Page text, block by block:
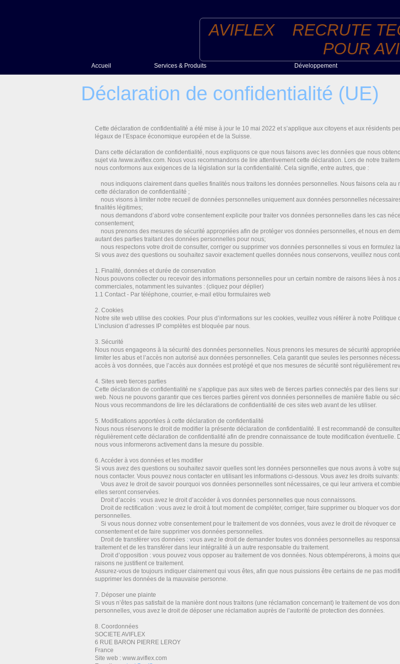
Déclaration de confidentialité (UE)
Cette déclaration de confidentialité a été mise à jour le 10 mai 2022 et s’applique aux citoyens et aux résidents
légaux de l’Espace économique européen et de la Suisse.
Dans cette déclaration de confidentialité, nous expliquons ce que nous faisons avec les données que nous
sujet via /www.aviflex.com. Nous vous recommandons de lire attentivement cette déclaration. Lors de notre
nous conformons aux exigences de la législation sur la confidentialité. Cela signifie, entre autres, que :
nous indiquons clairement dans quelles finalités nous traitons les données personnelles. Nous faisons cela au
cette déclaration de confidentialité ;
nous visons à limiter notre recueil de données personnelles uniquement aux données personnelles
finalités légitimes;
nous demandons d’abord votre consentement explicite pour traiter vos données personnelles dans les cas
consentement;
nous prenons des mesures de sécurité appropriées afin de protéger vos données personnelles, et nous en
autant des parties traitant des données personnelles pour nous;
nous respectons votre droit de consulter, corriger ou supprimer vos données personnelles si vous en formulez
Si vous avez des questions ou souhaitez savoir exactement quelles données nous conservons, veuillez nous
1. Finalité, données et durée de conservation
Nous pouvons collecter ou recevoir des informations personnelles pour un certain nombre de raisons liées à nos
commerciales, notamment les suivantes : (cliquez pour déplier)
1.1 Contact - Par téléphone, courrier, e-mail et/ou formulaires web
2. Cookies
Notre site web utilise des cookies. Pour plus d’informations sur les cookies, veuillez vous référer à notre Politique
L’inclusion d’adresses IP complètes est bloquée par nous.
3. Sécurité
Nous nous engageons à la sécurité des données personnelles. Nous prenons les mesures de sécurité
limiter les abus et l’accès non autorisé aux données personnelles. Cela garantit que seules les personnes
accès à vos données, que l’accès aux données est protégé et que nos mesures de sécurité sont régulièrement
4. Sites web tierces parties
Cette déclaration de confidentialité ne s’applique pas aux sites web de tierces parties connectés par des liens sur
web. Nous ne pouvons garantir que ces tierces parties gèrent vos données personnelles de manière fiable ou
Nous vous recommandons de lire les déclarations de confidentialité de ces sites web avant de les utiliser.
5. Modifications apportées à cette déclaration de confidentialité
Nous nous réservons le droit de modifier la présente déclaration de confidentialité. Il est recommandé de
régulièrement cette déclaration de confidentialité afin de prendre connaissance de toute modification éventuelle.
nous vous informerons activement dans la mesure du possible.
6. Accéder à vos données et les modifier
Si vous avez des questions ou souhaitez savoir quelles sont les données personnelles que nous avons à votre
nous contacter. Vous pouvez nous contacter en utilisant les informations ci-dessous. Vous avez les droits suivants:
Vous avez le droit de savoir pourquoi vos données personnelles sont nécessaires, ce qui leur arrivera et
elles seront conservées.
Droit d’accès : vous avez le droit d’accéder à vos données personnelles que nous connaissons.
Droit de rectification : vous avez le droit à tout moment de compléter, corriger, faire supprimer ou bloquer vos
personnelles.
Si vous nous donnez votre consentement pour le traitement de vos données, vous avez le droit de révoquer ce
consentement et de faire supprimer vos données personnelles.
Droit de transférer vos données : vous avez le droit de demander toutes vos données personnelles au
traitement et de les transférer dans leur intégralité à un autre responsable du traitement.
Droit d’opposition : vous pouvez vous opposer au traitement de vos données. Nous obtempérerons, à moins
raisons ne justifient ce traitement.
Assurez-vous de toujours indiquer clairement qui vous êtes, afin que nous puissions être certains de ne pas
supprimer les données de la mauvaise personne.
7. Déposer une plainte
Si vous n’êtes pas satisfait de la manière dont nous traitons (une réclamation concernant) le traitement de vos
personnelles, vous avez le droit de déposer une réclamation auprès de l’autorité de protection des données.
8. Coordonnées
SOCIETE AVIFLEX
6 RUE BARON PIERRE LEROY
France
Site web : www.aviflex.com
Accueil Services & Produits
Services
Développement
Développement Réseau
AVIFLEX RECRUTE
POUR